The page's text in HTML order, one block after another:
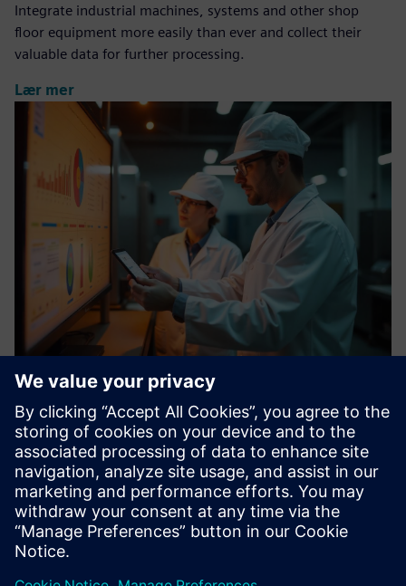
Integrate industrial machines, systems and other shop
floor equipment more easily than ever and collect their
valuable data for further processing.
Lær mer
Digital Factory Module: ANALYSIS
Knowing instead of guessing: With our cloud-based
solution, you can transform your data from different
processes, machines, sensors and other shop floor
equipment’s into tangible insights.
Lær mer